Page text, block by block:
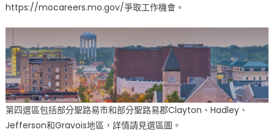
州
員
May
鼓
勵
就
https://mocareers.mo.gov/爭取工作機會。
第四選區包括部分聖路易市和部分聖路易郡Clayton、Hadley、
Jefferson和Gravois地區，詳情請見選區圖。